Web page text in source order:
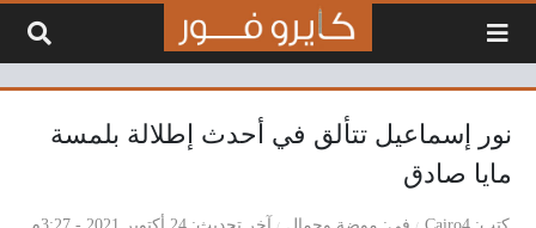
نور إسماعيل تتألق في أحدث إطلالة بلمسة
مايا صادق